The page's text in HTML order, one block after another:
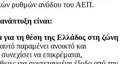
ρυθμών ανόδου του ΑΕΠ.
είναι:
για τη θέση της Ελλάδος στη ζώνη
παραμένει ανοικτό και
να επικρέμαται,